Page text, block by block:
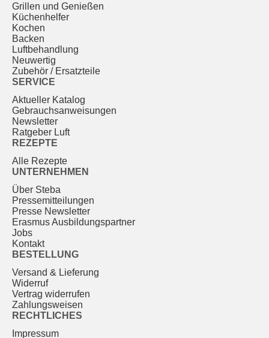
Grillen und Genießen
Küchenhelfer
Kochen
Backen
Luftbehandlung
Neuwertig
Zubehör / Ersatzteile
SERVICE
Aktueller Katalog
Gebrauchs­anweisungen
Newsletter
Ratgeber Luft
REZEPTE
Alle Rezepte
UNTERNEHMEN
Über Steba
Pressemitteilungen
Presse Newsletter
Erasmus Ausbildungspartner
Jobs
Kontakt
BESTELLUNG
Versand & Lieferung
Widerruf
Vertrag widerrufen
Zahlungsweisen
RECHTLICHES
Impressum